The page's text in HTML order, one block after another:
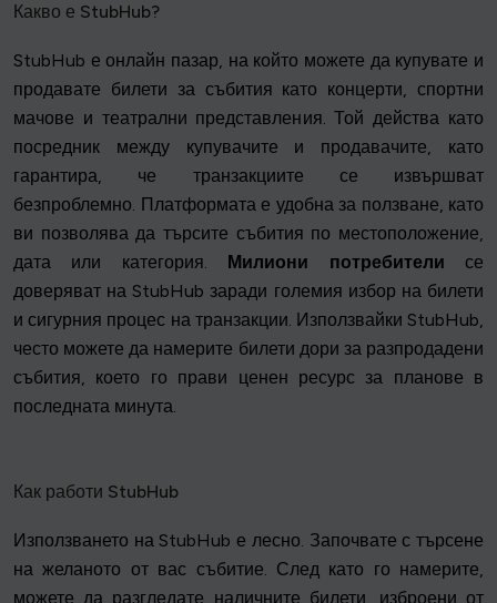
Какво е StubHub?
StubHub е онлайн пазар, на който можете да купувате и
продавате билети за събития като концерти, спортни
мачове и театрални представления. Той действа като
посредник между купувачите и продавачите, като
гарантира, че транзакциите се извършват
безпроблемно. Платформата е удобна за ползване, като
ви позволява да търсите събития по местоположение,
дата или категория.
Милиони потребители се
доверяват на StubHub заради големия избор на билети
и сигурния процес на транзакции. Използвайки StubHub,
често можете да намерите билети дори за разпродадени
събития, което го прави ценен ресурс за планове в
последната минута.
Как работи StubHub
Използването на StubHub е лесно. Започвате с търсене
на желаното от вас събитие. След като го намерите,
можете да разгледате наличните билети, изброени от